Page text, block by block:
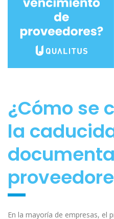
¿Cómo se
la
En la mayoría de empresas, el